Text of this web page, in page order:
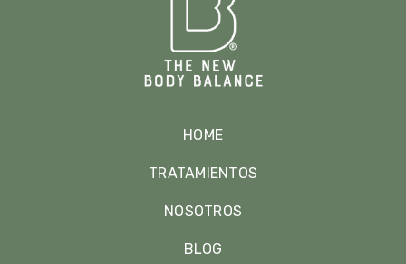
HOME
TRATAMIENTOS
NOSOTROS
BLOG